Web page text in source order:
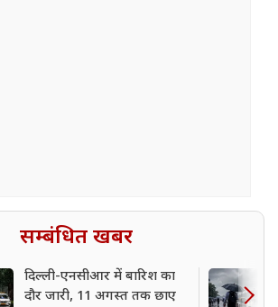
सम्बंधित खबर
दिल्ली-एनसीआर में बारिश का
दौर जारी, 11 अगस्त तक छाए